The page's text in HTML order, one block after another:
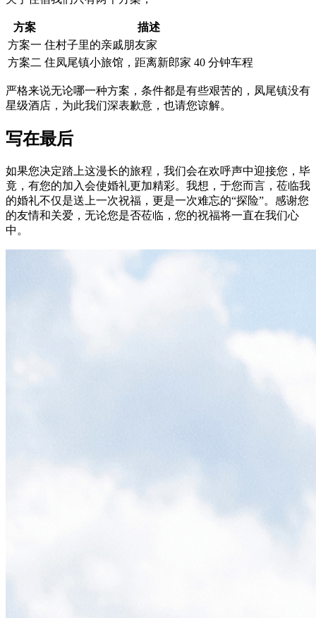
方案
描述
方案一 住村子里的亲戚朋友家
方案二 住凤尾镇小旅馆，距离新郎家 40 分钟车程
严格来说无论哪一种方案，条件都是有些艰苦的，凤尾镇没有
星级酒店，为此我们深表歉意，也请您谅解。
写在最后
如果您决定踏上这漫长的旅程，我们会在欢呼声中迎接您，毕
竟，有您的加入会使婚礼更加精彩。我想，于您而言，莅临我
的婚礼不仅是送上一次祝福，更是一次难忘的“探险”。感谢您
的友情和关爱，无论您是否莅临，您的祝福将一直在我们心
中。